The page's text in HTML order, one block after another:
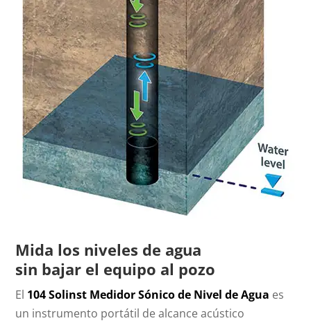
Mida los niveles de agua
sin bajar el equipo al pozo
El 104 Solinst Medidor Sónico de Nivel de Agua es
un instrumento portátil de alcance acústico